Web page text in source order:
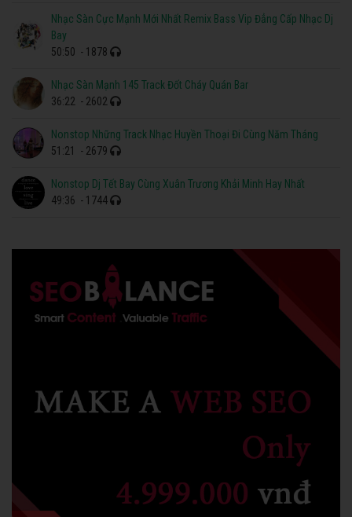
Nhạc Sàn Cực Mạnh Mới Nhất Remix Bass Vip Đẳng Cấp Nhạc Dj
Bay
50:50 - 1878
Nhạc Sàn Mạnh 145 Track Đốt Cháy Quán Bar
36:22 - 2602
Nonstop Những Track Nhạc Huyền Thoại Đi Cùng Năm Tháng
51:21
- 2679
Nonstop Dj Tết Bay Cùng Xuân Trương Khải Minh Hay Nhất
49:36 - 1744